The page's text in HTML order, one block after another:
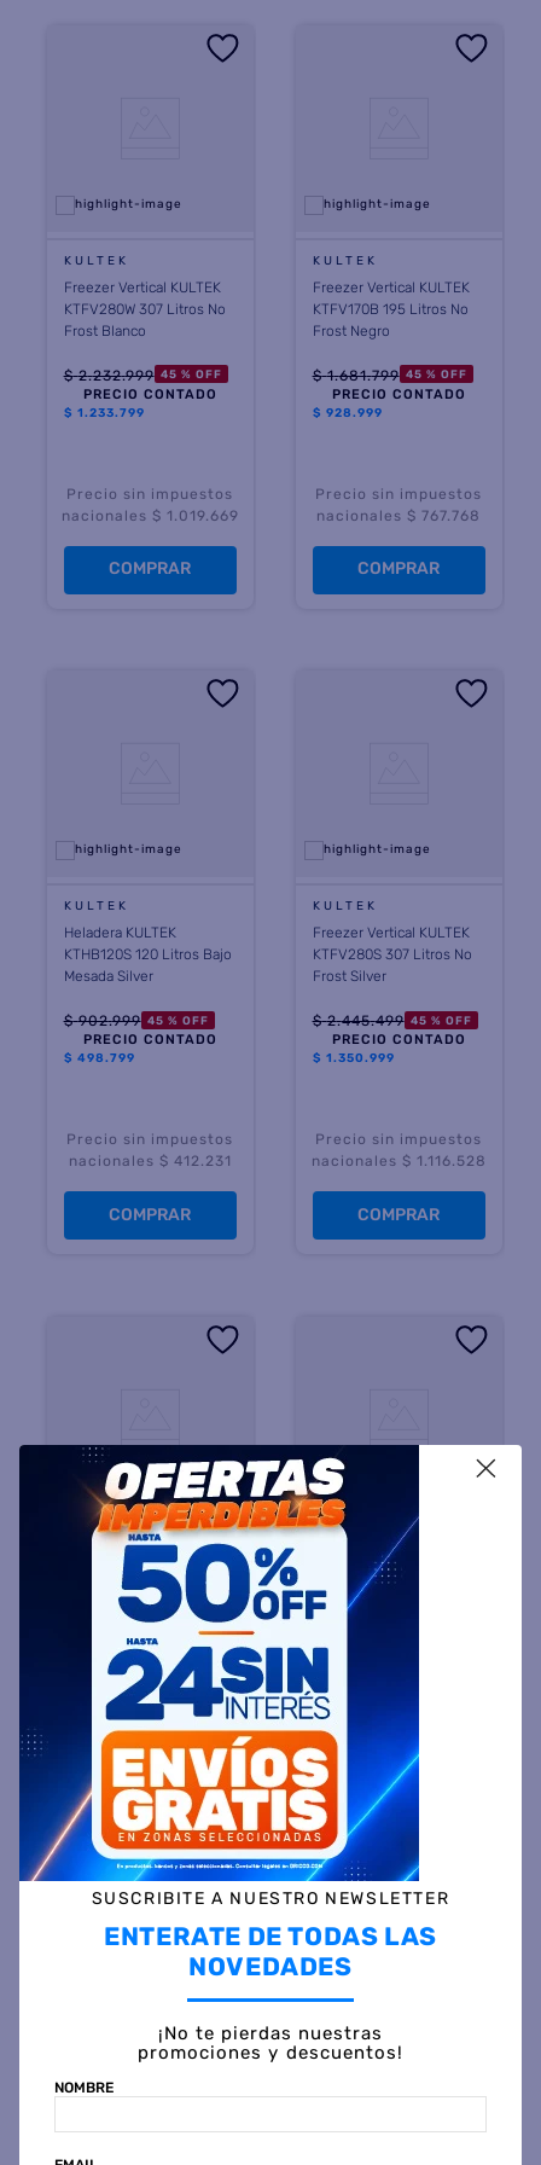
KULTEK
Freezer Vertical KULTEK
KTFV280W 307 Litros No
Frost Blanco
$ 2.232.999 45 % OFF
PRECIO CONTADO
$ 1.233.799
Precio sin impuestos
nacionales $ 1.019.669
COMPRAR
KULTEK
Freezer Vertical KULTEK
KTFV170B 195 Litros No
Frost Negro
$ 1.681.799 45 % OFF
PRECIO CONTADO
$ 928.999
Precio sin impuestos
nacionales $ 767.768
COMPRAR
KULTEK
Heladera KULTEK
KTHB120S 120 Litros Bajo
Mesada Silver
$ 902.999 45 % OFF
PRECIO CONTADO
$ 498.799
Precio sin impuestos
nacionales $ 412.231
COMPRAR
KULTEK
Freezer Vertical KULTEK
KTFV280S 307 Litros No
Frost Silver
$ 2.445.499 45 % OFF
PRECIO CONTADO
$ 1.350.999
Precio sin impuestos
nacionales $ 1.116.528
COMPRAR
KULTEK
Heladera KULTEK
KTHT310W 310 Litros No
Frost Blanco
726 499 45 %
PRECIO CONTADO
953.799
Precio sin impuestos
nacionales $ 788.264
COMPRAR
Heladera KULTEK
KTH1390S 330 Litros 1
Frio No Frost Silver
$
$1.140.799
Precio sin impuestos
nacionales $ 942.809
COMPRAR
X
SUSCRIBITE A NUESTRO NEWSLETTER
ENTERATE DE TODAS LAS
NOVEDADES
¡No te pierdas nuestras
promociones y descuentos!
NOMBRE